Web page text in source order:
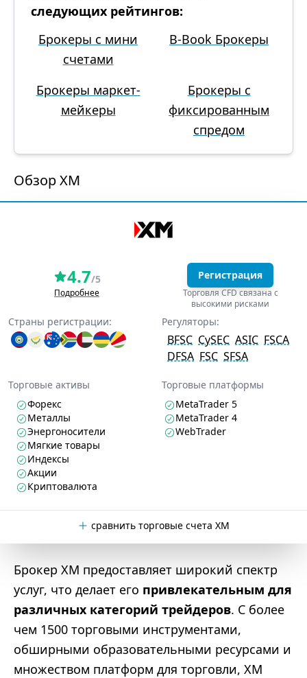
следующих рейтингов:
Брокеры с мини
счетами
B-Book Брокеры
Брокеры маркет-
мейкеры
Брокеры с
фиксированным
спредом
Обзор XM
4.7/5
Подробнее
Регистрация
Торговля CFD связана с
высокими рисками
Страны регистрации: Регуляторы:
BFSC CySEC ASIC FSCA
DFSA FSC SFSA
Торговые активы
Форекс
Металлы
Энергоносители
Мягкие товары
Индексы
Акции
Криптовалюта
Торговые платформы
MetaTrader 5
MetaTrader 4
WebTrader
сравнить торговые счета XM
Брокер XM предоставляет широкий спектр
услуг, что делает его привлекательным для
различных категорий трейдеров. С более
чем 1500 торговыми инструментами,
обширными образовательными ресурсами и
множеством платформ для торговли, XM